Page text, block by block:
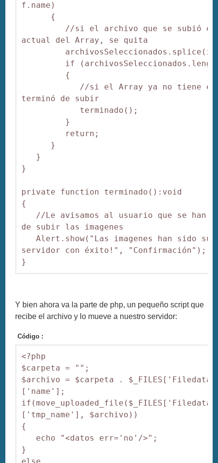
f.name)
{
//si el archivo que se subió es
actual del Array, se quita
archivosSeleccionados.splice(i,
if (archivosSeleccionados.length
{
//si el Array ya no tiene
terminó de subir
terminado();
}
return;
}
}
}
private function terminado():void
{
//Le avisamos al usuario que se han
de subir las imagenes
Alert.show("Las imagenes han sido
servidor con éxito!", "Confirmación");
}
Y bien ahora va la parte de php, un pequeño script que
recibe el archivo y lo mueve a nuestro servidor:
Código :
<?php
$carpeta = "";
$archivo = $carpeta .
['name'];
['tmp_name'], $archivo))
{
echo "<datos err='no'/>";
}